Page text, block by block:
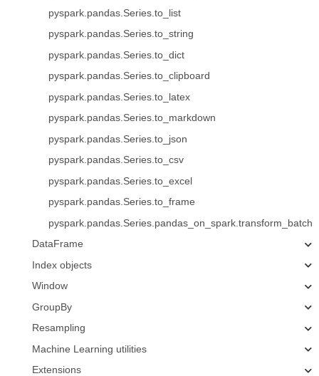
pyspark.pandas.Series.to_list
pyspark.pandas.Series.to_string
pyspark.pandas.Series.to_dict
pyspark.pandas.Series.to_clipboard
pyspark.pandas.Series.to_latex
pyspark.pandas.Series.to_markdown
pyspark.pandas.Series.to_json
pyspark.pandas.Series.to_csv
pyspark.pandas.Series.to_excel
pyspark.pandas.Series.to_frame
pyspark.pandas.Series.pandas_on_spark.transform_batch
DataFrame
Index objects
Window
GroupBy
Resampling
Machine Learning utilities
Extensions